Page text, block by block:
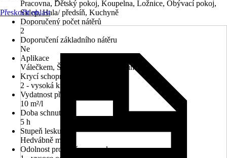
Pracovna, Dětský pokoj, Koupelna, Ložnice, Obývací pokoj,
Sklep, Hala/ předsíň, Kuchyně
Doporučený počet nátěrů
2
Doporučení základního nátěru
Ne
Aplikace
Válečkem, Štětcem, Rozprašováním
Krycí schopnost
2 - vysoká krycí síla
Vydatnost při jednom nátěru
10 m²/l
Doba schnutí cca
5 h
Stupeň lesku
Hedvábně matná
Odolnost proti otěru za mokra
Přeskočit oblast